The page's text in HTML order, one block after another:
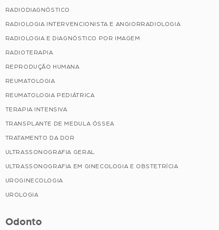
RADIODIAGNÓSTICO
RADIOLOGIA INTERVENCIONISTA E ANGIORRADIOLOGIA
RADIOLOGIA E DIAGNÓSTICO POR IMAGEM
RADIOTERAPIA
REPRODUÇÃO HUMANA
REUMATOLOGIA
REUMATOLOGIA PEDIÁTRICA
TERAPIA INTENSIVA
TRANSPLANTE DE MEDULA ÓSSEA
TRATAMENTO DA DOR
ULTRASSONOGRAFIA GERAL
ULTRASSONOGRAFIA EM GINECOLOGIA E OBSTETRÍCIA
UROGINECOLOGIA
UROLOGIA
Odonto